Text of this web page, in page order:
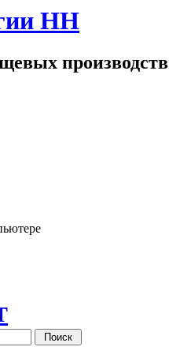
НН
производств